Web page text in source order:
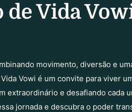
de Vida
movimento, diversão e
Vowi é um convite para viver
extraordinário e desafiando cada
jornada e descubra o poder